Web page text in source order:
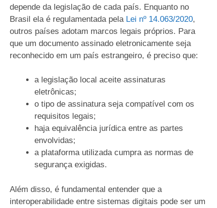
depende da legislação de cada país. Enquanto no
Brasil ela é regulamentada pela Lei nº 14.063/2020,
outros países adotam marcos legais próprios. Para
que um documento assinado eletronicamente seja
reconhecido em um país estrangeiro, é preciso que:
a legislação local aceite assinaturas
eletrônicas;
o tipo de assinatura seja compatível com os
requisitos legais;
haja equivalência jurídica entre as partes
envolvidas;
a plataforma utilizada cumpra as normas de
segurança exigidas.
Além disso, é fundamental entender que a
interoperabilidade entre sistemas digitais pode ser um